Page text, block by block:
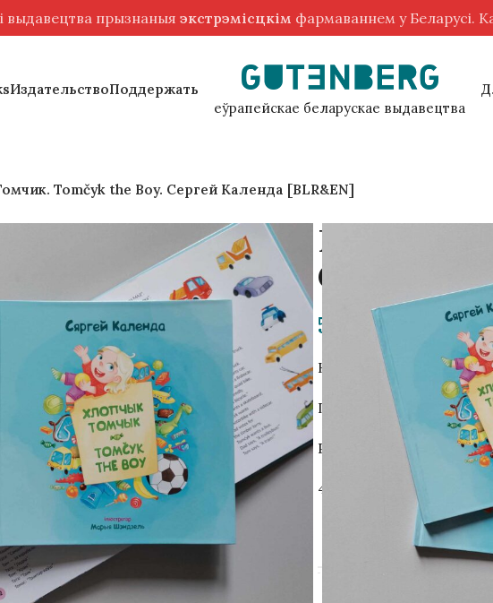
ИздательствоПоддержать
еўрапейскае беларускае выдавецтва
Tomčyk the Boy. Сергей Календа [BLR&EN]
чтобы увеличить
Мальчик
Сергей
50,00
Книга на беларусском
Проиллюстрирована
Рекомендация по
44 с., полутвёрдая
ИЗДАТЕЛЬСТВО
выдавецтва прызнаныя экстрэмісцкім фармаваннем у Беларусі.